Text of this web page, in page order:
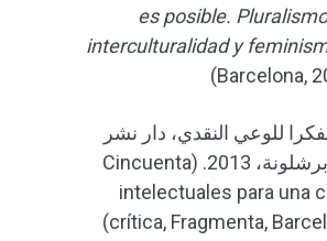
es posible.
interculturalidad y
Barcelona,
للوعي النقدي، دار نشر
2013. (
Cincuenta
intelectuales para una
crítica, Fragmenta,
)